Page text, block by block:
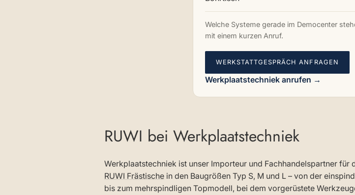
Welche Systeme gerade im Democenter
mit einem kurzen Anruf.
WERKSTATTGESPRÄCH ANFRAGEN
Werkplaatstechniek anrufen →
RUWI bei Werkplaatstechniek
Werkplaatstechniek ist unser Importeur und Fachhandelspartner
RUWI Frästische in den Baugrößen Typ S, M und L – von der
bis zum mehrspindligen Topmodell, bei dem vorgerüstete